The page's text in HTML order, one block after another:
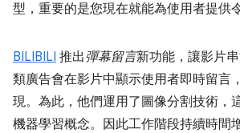
型，重要的是您現在就能為使用者提供
BILIBILI 推出彈幕留言新功能，讓影片
類廣告會在影片中顯示使用者即時留言
現。為此，他們運用了圖像分割技術，
機器學習概念。因此工作階段持續時間